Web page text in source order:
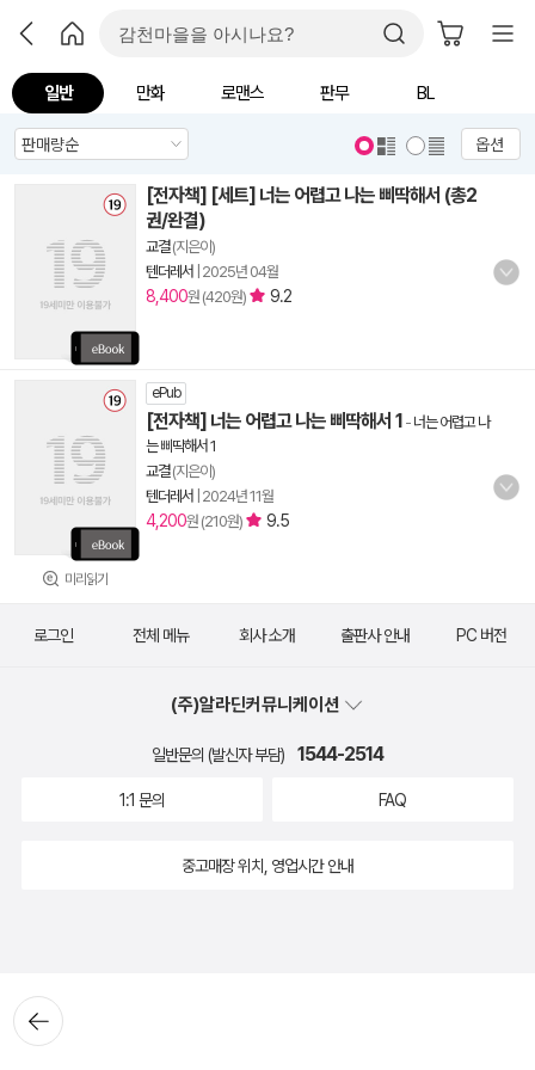
일반 만화 로맨스 판무 BL
옵션
[전자책] [세트] 너는 어렵고 나는 삐딱해서 (총2
권/완결)
교결(지은이)
텐더레서 2025년 04월
8,400원 (420원) 9.2
미리읽기
ePub
[전자책] 너는 어렵고 나는 삐딱해서 1 - 너는 어렵고 나
는 삐딱해서 1
교결(지은이)
텐더레서 2024년 11월
4,200원 (210원) 9.5
뒤로가
기
로그인 전체 메뉴 회사 소개 출판사 안내 PC 버전
(주)알라딘커뮤니케이션
일반문의 (발신자 부담) 1544-2514
1:1 문의 FAQ
중고매장 위치, 영업시간 안내